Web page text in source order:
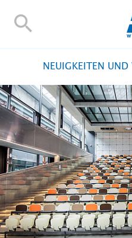
FORSCHUNG UND
ALUMNI
HOCHSCHULE
INTERNATIONAL
BESCHÄFTIGTE
Blogs Kontakt und
TH Online-Portal
NEUIGKEITEN UND